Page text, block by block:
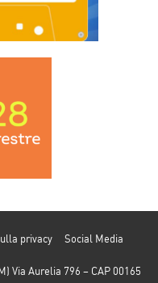
privacy
Social Media
Via Aurelia 796 – CAP 00165